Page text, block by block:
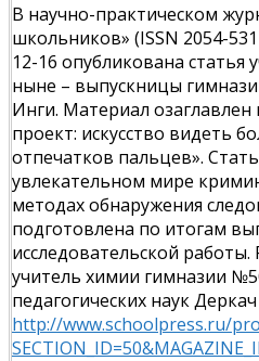
В научно-практическом
школьников» (ISSN 2054-
12-16 опубликована статья
ныне – выпускницы
Инги. Материал озаглавлен
проект: искусство видеть
отпечатков пальцев».
увлекательном мире
методах обнаружения
подготовлена по итогам
исследовательской
учитель химии гимназии
педагогических наук
http://www.schoolpress.ru/